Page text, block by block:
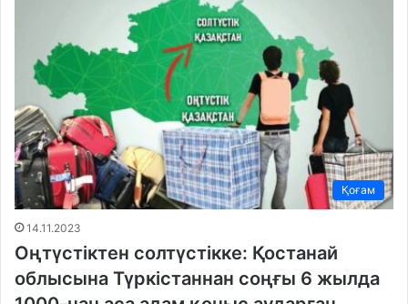
Қоғам
14.11.2023
Оңтүстіктен солтүстікке: Қостанай
облысына Түркістаннан соңғы 6 жылда